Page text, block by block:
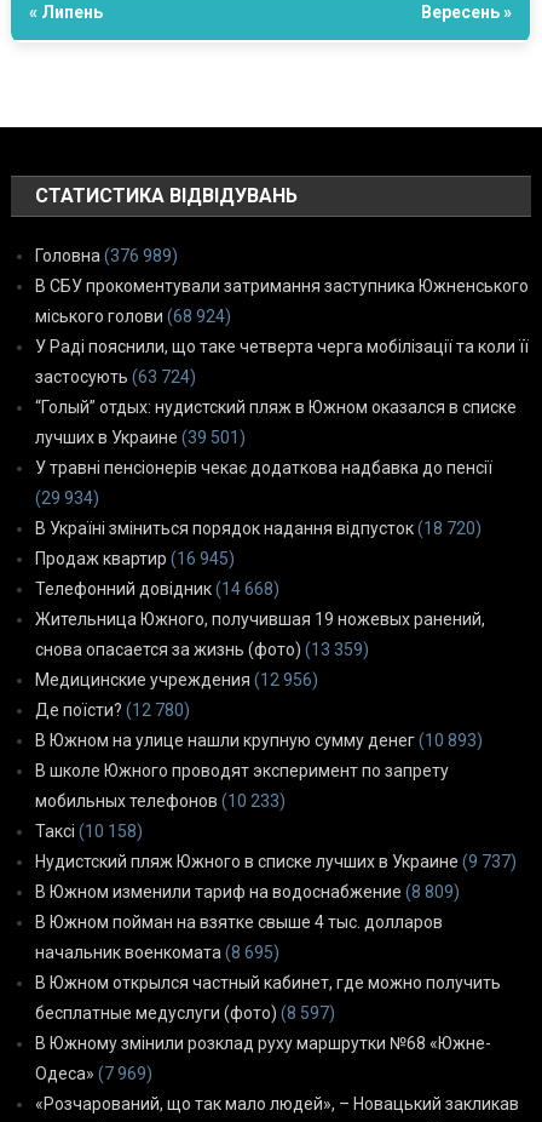
« Липень Вересень »
СТАТИСТИКА ВІДВІДУВАНЬ
Головна (376 989)
В СБУ прокоментували затримання заступника Южненського
міського голови (68 924)
У Раді пояснили, що таке четверта черга мобілізації та коли її
застосують (63 724)
“Голый” отдых: нудистский пляж в Южном оказался в списке
лучших в Украине (39 501)
У травні пенсіонерів чекає додаткова надбавка до пенсії
(29 934)
В Україні зміниться порядок надання відпусток(18 720)
Продаж квартир (16 945)
Телефонний довідник(14 668)
Жительница Южного, получившая 19 ножевых ранений,
снова опасается за жизнь (фото) (13 359)
Медицинские учреждения (12 956)
Де поїсти? (12 780)
В Южном на улице нашли крупную сумму денег(10 893)
В школе Южного проводят эксперимент по запрету
мобильных телефонов (10 233)
Таксі (10 158)
Нудистский пляж Южного в списке лучших в Украине (9 737)
В Южном изменили тариф на водоснабжение (8 809)
В Южном пойман на взятке свыше 4 тыс. долларов
начальник военкомата (8 695)
В Южном открылся частный кабинет, где можно получить
бесплатные медуслуги (фото) (8 597)
В Южному змінили розклад руху маршрутки №68 «Южне-
Одеса» (7 969)
«Розчарований, що так мало людей», – Новацький закликав